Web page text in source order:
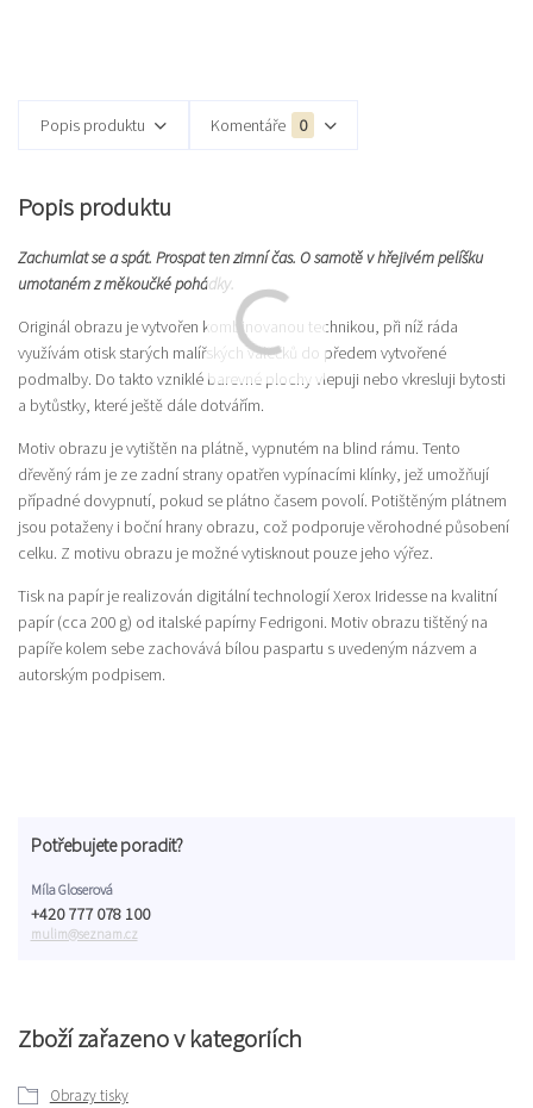
Popis produktu Komentáře 0
Popis produktu
Zachumlat se a spát. Prospat ten zimní čas. O samotě v hřejivém pelíšku
umotaném z měkoučké pohádky.
Originál obrazu je vytvořen kombinovanou technikou, při níž ráda
využívám otisk starých malířských válečků do předem vytvořené
podmalby. Do takto vzniklé barevné plochy vlepuji nebo vkresluji bytosti
a bytůstky, které ještě dále dotvářím.
Motiv obrazu je vytištěn na plátně, vypnutém na blind rámu. Tento
dřevěný rám je ze zadní strany opatřen vypínacími klínky, jež umožňují
případné dovypnutí, pokud se plátno časem povolí. Potištěným plátnem
jsou potaženy i boční hrany obrazu, což podporuje věrohodné působení
celku. Z motivu obrazu je možné vytisknout pouze jeho výřez.
Tisk na papír je realizován digitální technologií Xerox Iridesse na kvalitní
papír (cca 200 g) od italské papírny Fedrigoni. Motiv obrazu tištěný na
papíře kolem sebe zachovává bílou paspartu s uvedeným názvem a
autorským podpisem.
Zboží zařazeno v kategoriích
Obrazy tisky
Potřebujete poradit?
Míla Gloserová
+420 777 078 100
mulim@seznam.cz